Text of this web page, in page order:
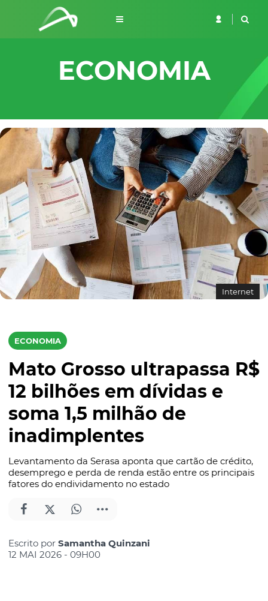
ECONOMIA
Internet
ECONOMIA
Mato Grosso ultrapassa R$
12 bilhões em dívidas e
soma 1,5 milhão de
inadimplentes
Levantamento da Serasa aponta que cartão de crédito,
desemprego e perda de renda estão entre os principais
fatores do endividamento no estado
Escrito por Samantha Quinzani
12 MAI 2026 - 09H00